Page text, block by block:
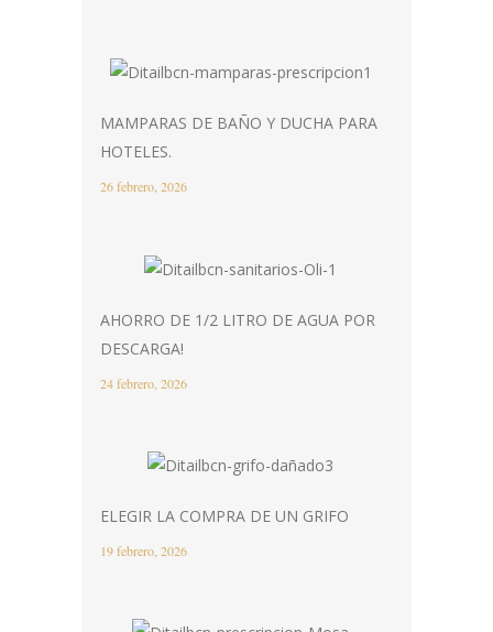
MAMPARAS DE BAÑO Y DUCHA PARA
HOTELES.
26 febrero, 2026
AHORRO DE 1/2 LITRO DE AGUA POR
DESCARGA!
24 febrero, 2026
ELEGIR LA COMPRA DE UN GRIFO
19 febrero, 2026